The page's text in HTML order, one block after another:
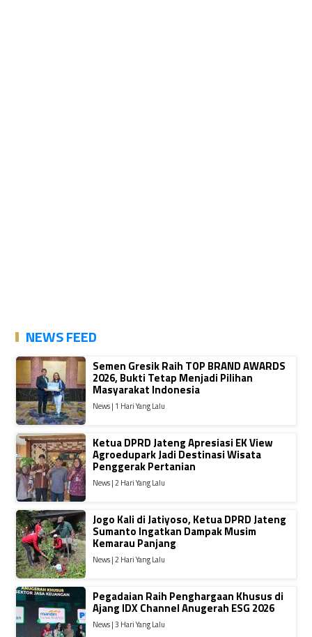
NEWS FEED
Semen Gresik Raih TOP BRAND AWARDS
2026, Bukti Tetap Menjadi Pilihan
Masyarakat Indonesia
News | 1 Hari Yang Lalu
Ketua DPRD Jateng Apresiasi EK View
Agroedupark Jadi Destinasi Wisata
Penggerak Pertanian
News | 2 Hari Yang Lalu
Jogo Kali di Jatiyoso, Ketua DPRD Jateng
Sumanto Ingatkan Dampak Musim
Kemarau Panjang
News | 2 Hari Yang Lalu
Pegadaian Raih Penghargaan Khusus di
Ajang IDX Channel Anugerah ESG 2026
News | 3 Hari Yang Lalu